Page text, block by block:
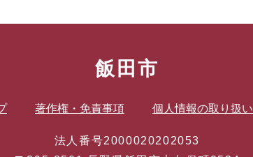
飯田市
著作権・免責事項 個人情報の取り扱い
法人番号2000020202053